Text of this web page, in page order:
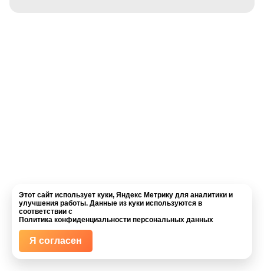
Этот сайт использует куки, Яндекс Метрику для аналитики и
улучшения работы. Данные из куки используются в
соответствии с
Политика конфиденциальности персональных данных
Я согласен